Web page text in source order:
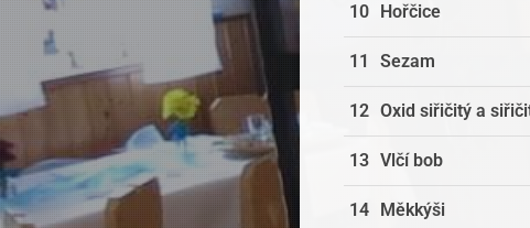
10 Hořčice
11 Sezam
12 Oxid siřičitý a
13 Vlčí bob
14 Měkkýši